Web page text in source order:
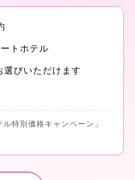
トホテル
選びいただけます
特別価格キャンペーン」